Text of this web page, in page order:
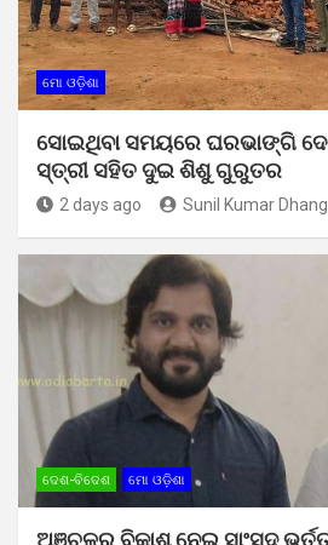
ମୋ ଓଡ଼ିଶା
ସୋଇଥିବା ସମୟରେ ଘରଭାଙ୍ଗି
ସ୍ତ୍ରୀ ସହିତ ଦୁଇ ଶିଶୁ ଗୁରୁତର
2 days ago Sunil Kumar
ଦେଶ-ବିଦେଶ ମୋ ଓଡ଼ିଶା
ଅଞ୍ଚଳର ବିକାଶ ନେଇ ସାଂସଦ